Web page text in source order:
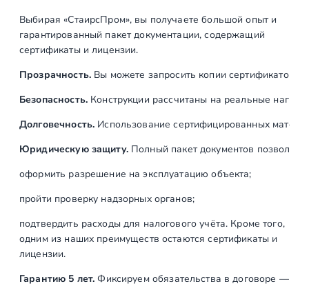
второго света
Установка
деревянного
поручня
Выбирая «СтаирсПром», вы получаете большой опыт и
гарантированный пакет документации, содержащий
сертификаты и лицензии.
Прозрачность.Вы можете запросить копии сертификатов
Безопасность.Конструкции рассчитаны на реальные
Долговечность. Использование сертифицированных
Юридическую защиту.Полный пакет документов позволяет:
оформить разрешение на эксплуатацию объекта;
пройти проверку надзорных органов;
подтвердить расходы для налогового учёта. Кроме того,
одним из наших преимуществ остаются сертификаты и
лицензии.
Гарантию 5 лет. Фиксируем обязательства в договоре —